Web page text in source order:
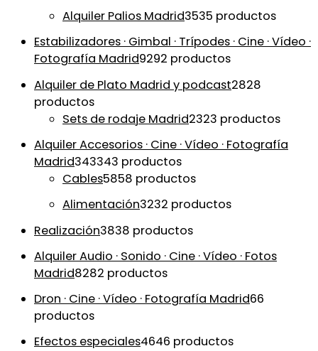
Alquiler Palios Madrid3535 productos
Estabilizadores · Gimbal · Trípodes · Cine · Vídeo ·
Fotografía Madrid9292 productos
Alquiler de Plato Madrid y podcast2828
productos
Sets de rodaje Madrid2323 productos
Alquiler Accesorios · Cine · Vídeo · Fotografía
Madrid343343 productos
Cables5858 productos
Alimentación3232 productos
Realización3838 productos
Alquiler Audio · Sonido · Cine · Vídeo · Fotos
Madrid8282 productos
Dron · Cine · Vídeo · Fotografía Madrid66
productos
Efectos especiales4646 productos